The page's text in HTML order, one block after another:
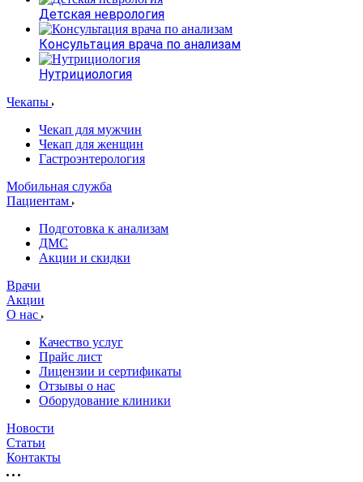
Детская неврология
Консультация врача по анализам
Нутрициология
Чекапы
Чекап для мужчин
Чекап для женщин
Гастроэнтерология
Мобильная служба
Пациентам
Подготовка к анализам
­ДМС
­Акции и скидки
Врачи
Акции
О нас
Качество услуг
Прайс лист
Лицензии и сертификаты
Отзывы о нас
Оборудование клиники
Новости
Статьи
Контакты